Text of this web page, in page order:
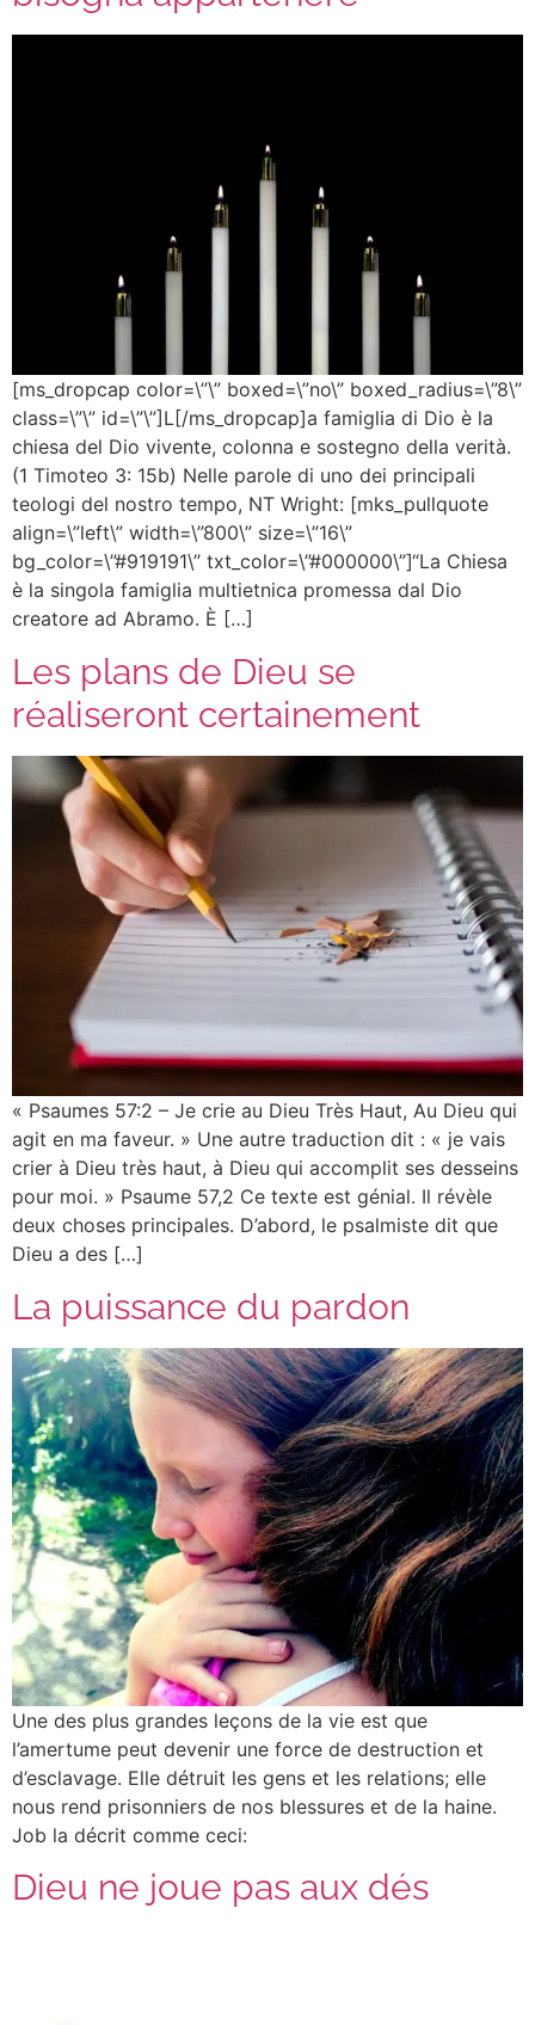
[ms_dropcap color=\”\” boxed=\”no\” boxed_radius=\”8\”
class=\”\” id=\”\”]L[/ms_dropcap]a famiglia di Dio è la
chiesa del Dio vivente, colonna e sostegno della verità.
(1 Timoteo 3: 15b) Nelle parole di uno dei principali
teologi del nostro tempo, NT Wright: [mks_pullquote
align=\”left\” width=\”800\” size=\”16\”
bg_color=\”#919191\” txt_color=\”#000000\”]“La Chiesa
è la singola famiglia multietnica promessa dal Dio
creatore ad Abramo. È […]
Les plans de Dieu se
réaliseront certainement
« Psaumes 57:2 – Je crie au Dieu Très Haut, Au Dieu qui
agit en ma faveur. » Une autre traduction dit : « je vais
crier à Dieu très haut, à Dieu qui accomplit ses desseins
pour moi. » Psaume 57,2 Ce texte est génial. Il révèle
deux choses principales. D’abord, le psalmiste dit que
Dieu a des […]
La puissance du pardon
Une des plus grandes leçons de la vie est que
l’amertume peut devenir une force de destruction et
d’esclavage. Elle détruit les gens et les relations; elle
nous rend prisonniers de nos blessures et de la haine.
Job la décrit comme ceci:
Dieu ne joue pas aux dés